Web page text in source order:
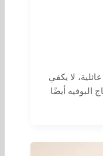
لا يكفي
البوفيه أيضًا